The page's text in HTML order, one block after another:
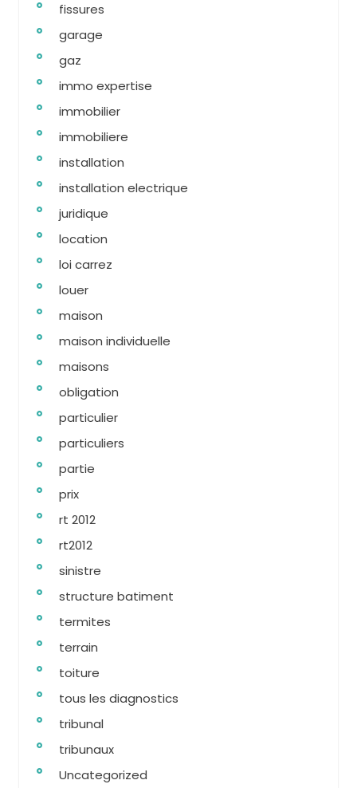
fissures
garage
gaz
immo expertise
immobilier
immobiliere
installation
installation electrique
juridique
location
loi carrez
louer
maison
maison individuelle
maisons
obligation
particulier
particuliers
partie
prix
rt 2012
rt2012
sinistre
structure batiment
termites
terrain
toiture
tous les diagnostics
tribunal
tribunaux
Uncategorized